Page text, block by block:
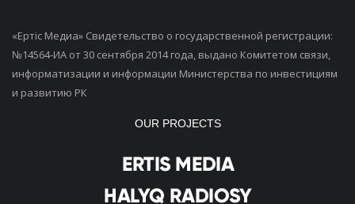
«Ертiс Медиа» Свидетельство о государственной регистрации:
№14564-ИА от 30 сентября 2014 года, выдано Комитетом связи,
информатизации и информации Министерства по инвестициям
и развитию РК
OUR PROJECTS